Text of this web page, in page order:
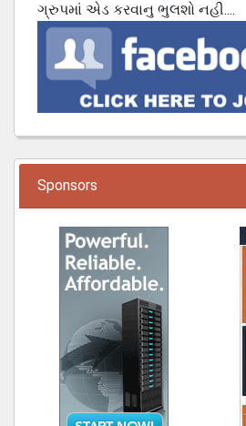
ગ્રુપમાં એડ કરવાનુ ભુલશો નહી....
Sponsors